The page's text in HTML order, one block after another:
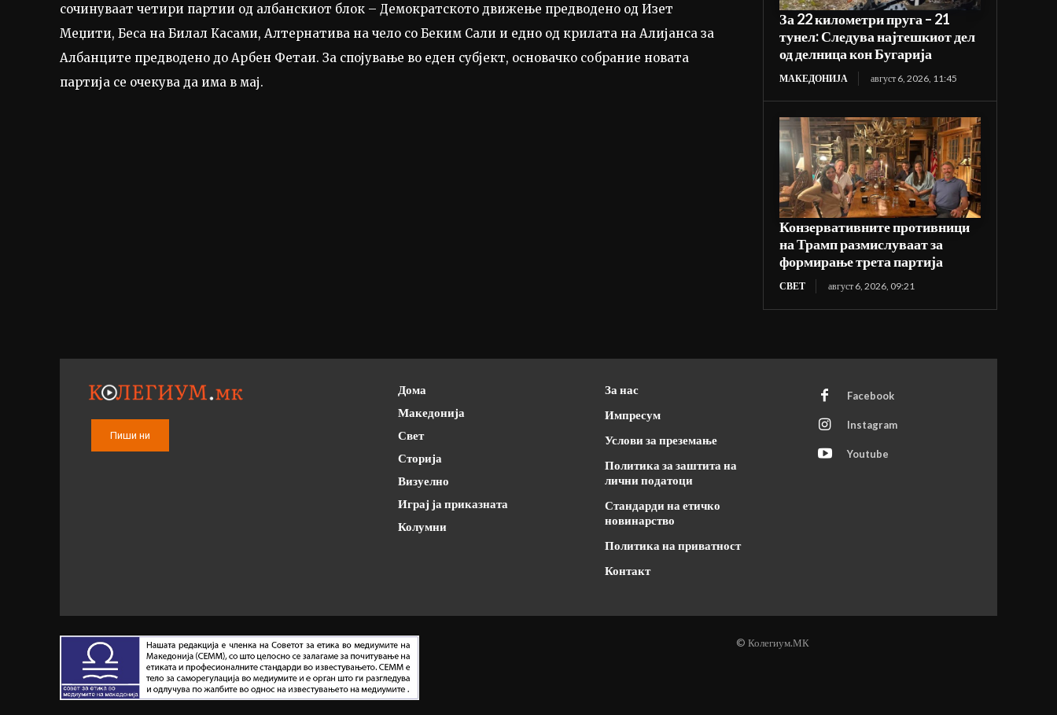
сочинуваат четири партии од албанскиот блок – Демократското движење предводено од Изет
Меџити, Беса на Билал Касами, Алтернатива на чело со Беким Сали и едно од крилата на Алијанса за
Албанците предводено до Арбен Фетаи. За спојување во еден субјект, основачко собрание новата
партија се очекува да има в мај.
За 22 километри пруга – 21
тунел: Следува најтешкиот дел
од делница кон Бугарија
МАКЕДОНИЈА август 6, 2026, 11:45
Конзервативните противници
на Трамп размислуваат за
формирање трета партија
СВЕТ август 6, 2026, 09:21
Пиши ни
Дома
Македонија
Свет
Сторија
Визуелно
Играј ја приказната
Колумни
За нас
Импресум
Услови за преземање
Политика за заштита на
лични податоци
Стандарди на етичко
новинарство
Политика на приватност
Контакт
Facebook
Instagram
Youtube
© Колегиум.МК